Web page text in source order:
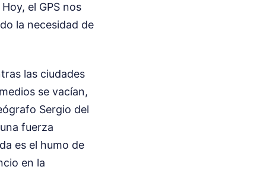
el GPS nos
la necesidad de
las ciudades
se vacían,
Sergio del
fuerza
es el humo de
en la